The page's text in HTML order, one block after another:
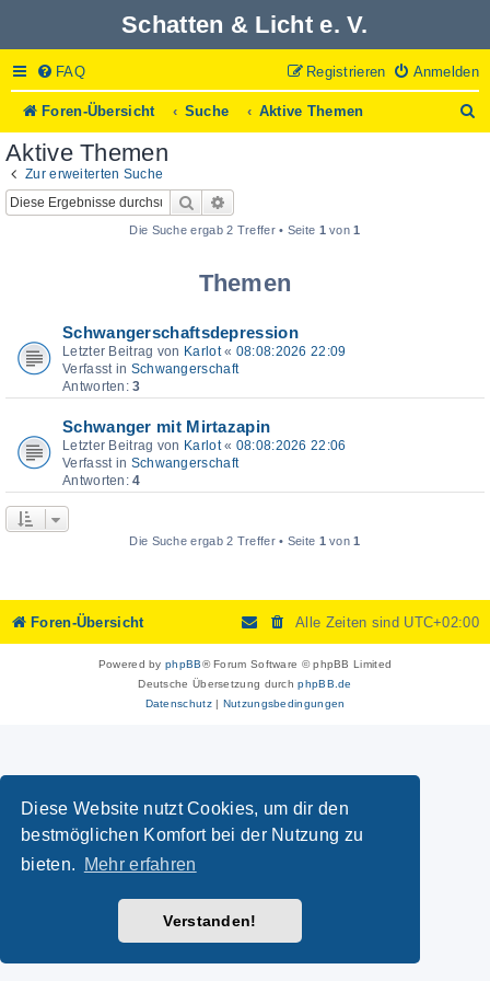
Diese Website nutzt Cookies, um dir den
bestmöglichen Komfort bei der Nutzung zu
bieten.
Mehr erfahren
Verstanden!
Schatten & Licht e. V.
FAQ Anmelden
Registrieren
Foren-Übersicht Suche Aktive Themen
u
Aktive Themen
Zur erweiterten Suche
Suche
Die Suche ergab 2 Treffer • Seite 1von1
Themen
Schwangerschaftsdepression
Letzter Beitrag von Karlot« 08:08:2026 22:09
Verfasst in Schwangerschaft
Antworten:3
Schwanger mit Mirtazapin
Letzter Beitrag von Karlot« 08:08:2026 22:06
Verfasst in Schwangerschaft
Antworten:4
Die Suche ergab 2 Treffer • Seite 1 von1
Foren-Übersicht Alle Zeiten sind UTC+02:00
Powered byphpBB® Forum Software © phpBB Limited
Deutsche Übersetzung durchphpBB.de
Datenschutz| Nutzungsbedingungen